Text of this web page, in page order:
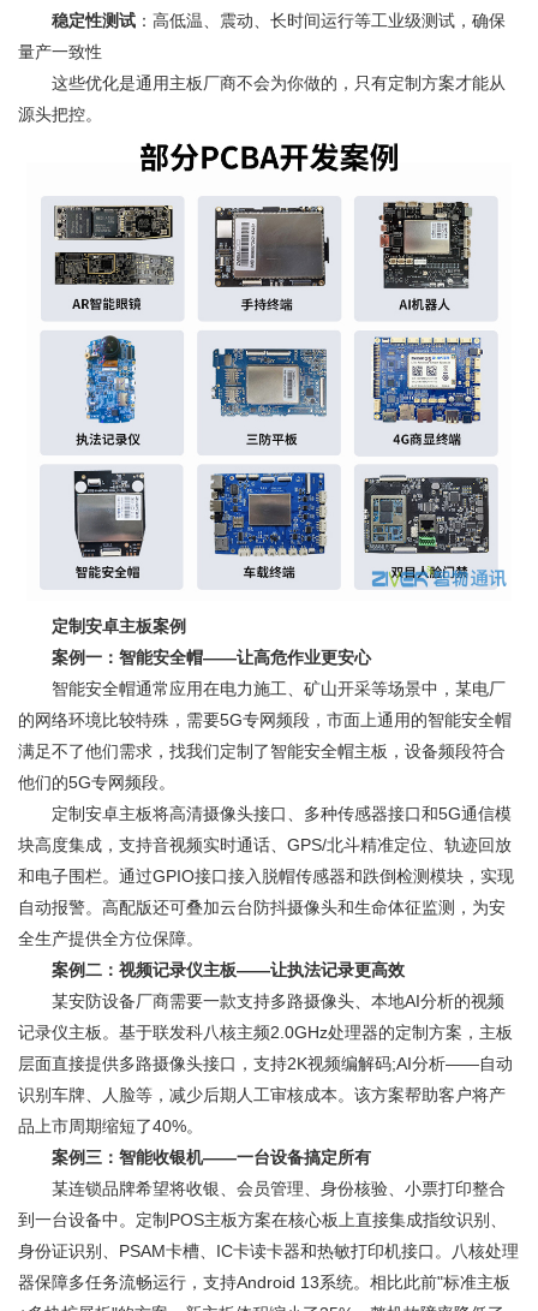
稳定性测试 ：高低温、震动、长时间运行等工业级测试，确保
量产一致性
这些优化是通用主板厂商不会为你做的，只有定制方案才能从
源头把控。
定制安卓主板案例
案例一：智能安全帽——让高危作业更安心
智能安全帽通常应用在电力施工、矿山开采等场景中，某电厂
的网络环境比较特殊，需要5G专网频段，市面上通用的智能安全帽
满足不了他们需求，找我们定制了智能安全帽主板，设备频段符合
他们的5G专网频段。
定制安卓主板将高清摄像头接口、多种传感器接口和5G通信模
块高度集成，支持音视频实时通话、GPS/北斗精准定位、轨迹回放
和电子围栏。通过GPIO接口接入脱帽传感器和跌倒检测模块，实现
自动报警。高配版还可叠加云台防抖摄像头和生命体征监测，为安
全生产提供全方位保障。
案例二：视频记录仪主板——让执法记录更高效
某安防设备厂商需要一款支持多路摄像头、本地AI分析的视频
记录仪主板。基于联发科八核主频2.0GHz处理器的定制方案，主板
层面直接提供多路摄像头接口，支持2K视频编解码;AI分析——自动
识别车牌、人脸等，减少后期人工审核成本。该方案帮助客户将产
品上市周期缩短了40%。
案例三：智能收银机——一台设备搞定所有
某连锁品牌希望将收银、会员管理、身份核验、小票打印整合
到一台设备中。定制POS主板方案在核心板上直接集成指纹识别、
身份证识别、PSAM卡槽、IC卡读卡器和热敏打印机接口。八核处理
器保障多任务流畅运行，支持Android 13系统。相比此前"标准主板